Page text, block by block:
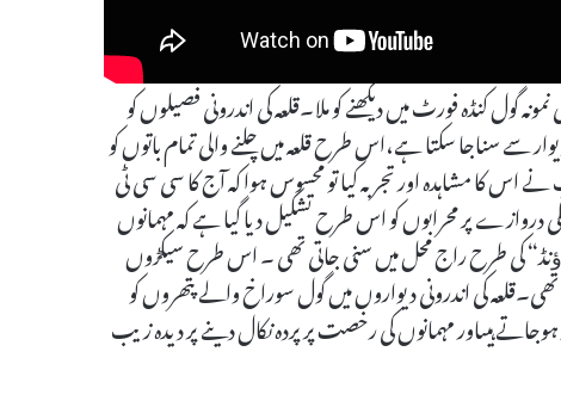
سے سناجا سکتا ہے،اس طرح قلعہ میں چلنے والی تمام باتوں کو
کا مشاہدہ اور تجربہ کیا تو محسوس ہوا کہ آج کا سی سی ٹی
پر محرابوں کو اس طرح تشکیل دیا گیا ہے کہ مہمانوں
کی طرح راج محل میں سنی جاتی تھی ۔ اس طرح سیکڑوں
کی اندرونی دیواروں میں گول سوراخ والے پتھروں کو
ہیںاور مہمانوں کی رخصت پرپردہ نکال دینے پر دیدہ زیب